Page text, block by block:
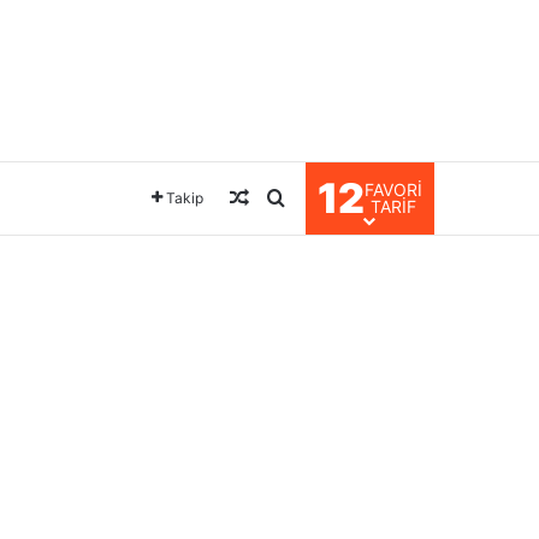
Takip Rastgele Makale
Arama yap ...
12FAVORI
TARIF